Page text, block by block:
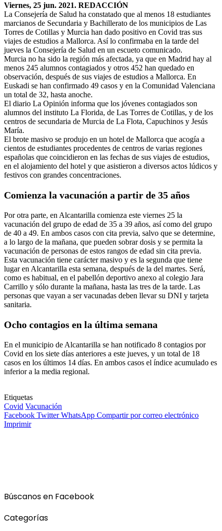
Viernes, 25 jun. 2021. REDACCIÓN
La Consejería de Salud ha constatado que al menos 18 estudiantes
marcianos de Secundaria y Bachillerato de los municipios de Las
Torres de Cotillas y Murcia han dado positivo en Covid tras sus
viajes de estudios a Mallorca. Así lo confirmaba en la tarde del
jueves la Consejería de Salud en un escueto comunicado.
Murcia no ha sido la región más afectada, ya que en Madrid hay al
menos 245 alumnos contagiados y otros 452 han quedado en
observación, después de sus viajes de estudios a Mallorca. En
Euskadi se han confirmado 49 casos y en la Comunidad Valenciana
un total de 32, hasta anoche.
El diario La Opinión informa que los jóvenes contagiados son
alumnos del instituto La Florida, de Las Torres de Cotillas, y de los
centros de secundaria de Murcia de La Flota, Capuchinos y Jesús
María.
El brote masivo se produjo en un hotel de Mallorca que acogía a
cientos de estudiantes procedentes de centros de varias regiones
españolas que coincidieron en las fechas de sus viajes de estudios,
en el alojamiento del hotel y que asistieron a diversos actos lúdicos y
festivos con grandes concentraciones.
Comienza la vacunación a partir de 35 años
Por otra parte, en Alcantarilla comienza este viernes 25 la
vacunación del grupo de edad de 35 a 39 años, así como del grupo
de 40 a 49. En ambos casos con cita previa, salvo que se determine,
a lo largo de la mañana, que pueden sobrar dosis y se permita la
vacunación de personas de estos rangos de edad sin cita previa.
Esta vacunación tiene carácter masivo y es la segunda que tiene
lugar en Alcantarilla esta semana, después de la del martes. Será,
como es habitual, en el pabellón deportivo anexo al colegio Jara
Carrillo y sólo durante la mañana, hasta las tres de la tarde. Las
personas que vayan a ser vacunadas deben llevar su DNI y tarjeta
sanitaria.
Ocho contagios en la última semana
En el municipio de Alcantarilla se han notificado 8 contagios por
Covid en los siete días anteriores a este jueves, y un total de 18
casos en los últimos 14 días. En ambos casos el índice acumulado es
inferior a la media regional.
Etiquetas
Covid Vacunación
Facebook Twitter WhatsApp Compartir por correo electrónico
Imprimir
Búscanos en Facebook
Categorías